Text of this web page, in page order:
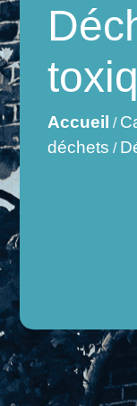
Accueil /
déchets /